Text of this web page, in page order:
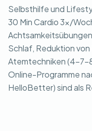
Selbsthilfe und
30 Min Cardio 3x/
Schlaf, Reduktion
Atemtechniken (4-7-
Online-Programme
HelloBetter) sind als